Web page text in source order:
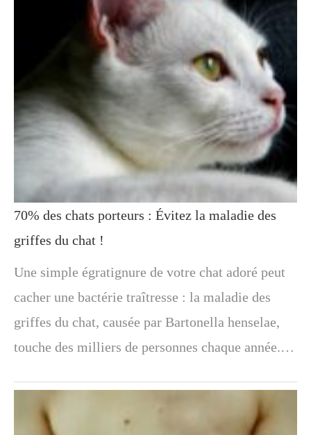
70% des chats porteurs : Évitez la maladie des
griffes du chat !
Une simple égratignure de votre chat adoré peut
cacher une bactérie traîtresse : la maladie des
griffes du chat, causée par Bartonella henselae,
touche des milliers de personnes chaque année.…